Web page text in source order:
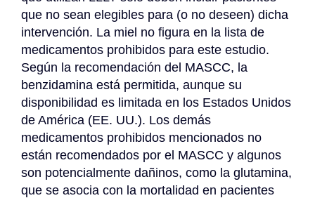
que no sean elegibles para (o no deseen) dicha
intervención. La miel no figura en la lista de
medicamentos prohibidos para este estudio.
Según la recomendación del MASCC, la
benzidamina está permitida, aunque su
disponibilidad es limitada en los Estados Unidos
de América (EE. UU.). Los demás
medicamentos prohibidos mencionados no
están recomendados por el MASCC y algunos
son potencialmente dañinos, como la glutamina,
que se asocia con la mortalidad en pacientes